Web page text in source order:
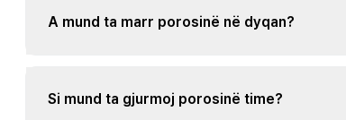
A mund ta marr porosinë në dyqan?
Si mund ta gjurmoj porosinë time?